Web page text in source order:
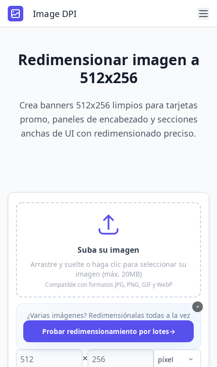
Image DPI
Redimensionar imagen a
512x256
Crea banners 512x256 limpios para tarjetas
promo, paneles de encabezado y secciones
anchas de UI con redimensionado preciso.
Suba su imagen
Arrastre y suelte o haga clic para seleccionar su
imagen (máx. 20MB)
Compatible con formatos JPG, PNG, GIF y WebP
×
¿Varias imágenes? Redimensiónalas todas a la vez
Probar redimensionamiento por lotes→
×